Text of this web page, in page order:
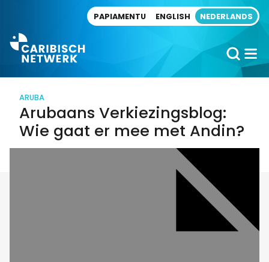
PAPIAMENTU ENGLISH NEDERLANDS
ARUBA
Arubaans Verkiezingsblog:
Wie gaat er mee met Andin?